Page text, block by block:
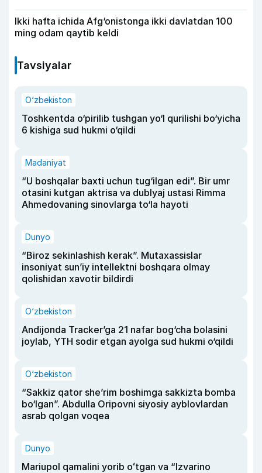
Ikki hafta ichida Afg‘onistonga ikki davlatdan 100
ming odam qaytib keldi
Tavsiyalar
O‘zbekiston
Toshkentda o‘pirilib tushgan yo‘l qurilishi bo‘yicha
6 kishiga sud hukmi o‘qildi
Madaniyat
“U boshqalar baxti uchun tug‘ilgan edi”. Bir umr
otasini kutgan aktrisa va dublyaj ustasi Rimma
Ahmedovaning sinovlarga to‘la hayoti
Dunyo
“Biroz sekinlashish kerak”. Mutaxassislar
insoniyat sun’iy intellektni boshqara olmay
qolishidan xavotir bildirdi
O‘zbekiston
Andijonda Tracker’ga 21 nafar bog‘cha bolasini
joylab, YTH sodir etgan ayolga sud hukmi o‘qildi
O‘zbekiston
“Sakkiz qator she’rim boshimga sakkizta bomba
bo‘lgan”. Abdulla Oripovni siyosiy ayblovlardan
asrab qolgan voqea
Dunyo
Mariupol qamalini yorib oʻtgan va “Izvarino